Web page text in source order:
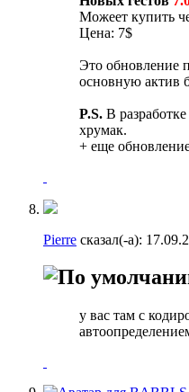
Можеет купить
Цена: 7$
Это обновление
основную актив
P.S. В
хрумак.
+ еще
Pierre сказал(-а):
у вас там с